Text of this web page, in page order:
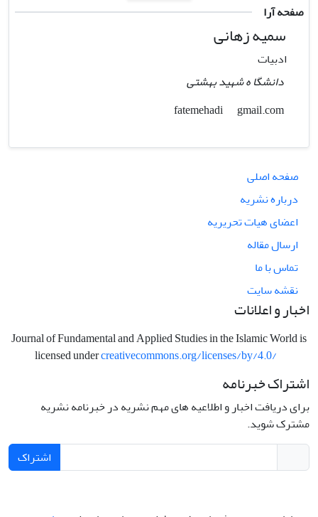
صفحه آرا
سمیه زهانی
ادبیات
دانشگا ه شهید بهشتی
gmail.com
صفحه اصلی
درباره نشریه
اعضای هیات تحریریه
ارسال مقاله
تماس با ما
نقشه سایت
اخبار و اعلانات
Journal of Fundamental and Applied Studies in the Islamic World is
licensed undercreativecommons.org/licenses/by/4.0/
اشتراک خبرنامه
برای دریافت اخبار و اطلاعیه های مهم نشریه در خبرنامه نشریه
مشترک شوید.
اشتراک